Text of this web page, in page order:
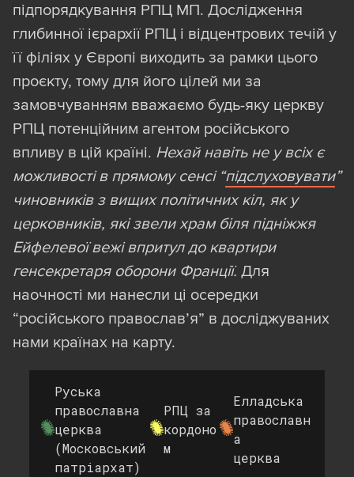
підпорядкування РПЦ МП. Дослідження
глибинної ієрархії РПЦ і відцентрових течій у
її філіях у Європі виходить за рамки цього
проєкту, тому для його цілей ми за
замовчуванням вважаємо будь-яку церкву
РПЦ потенційним агентом російського
впливу в цій країні. Нехай навіть не у всіх є
можливості в прямому сенсі “підслуховувати”
чиновників з вищих політичних кіл, як у
церковників, які звели храм біля підніжжя
Ейфелевої вежі впритул до квартири
генсекретаря оборони Франції. Для
наочності ми нанесли ці осередки
“російського православ’я” в досліджуваних
нами країнах на карту.
Руська
православна
церква
(Московський
патріархат)
РПЦ за
кордоно
м
Елладська
православн
а
церква